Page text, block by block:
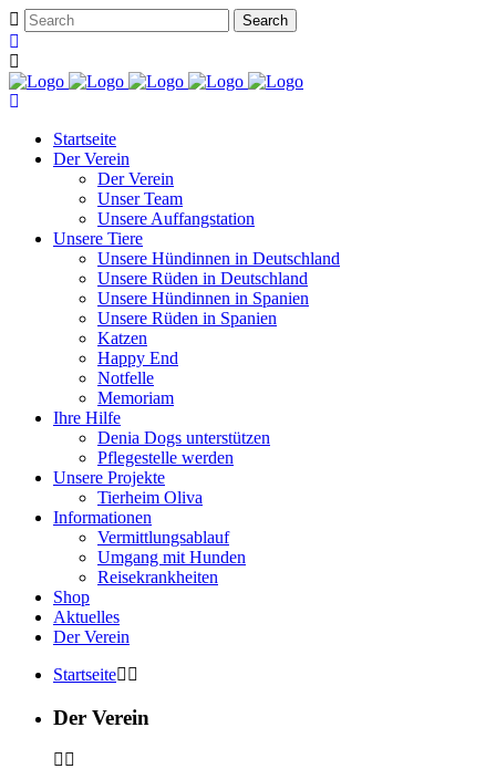
Startseite
Der Verein
Der Verein
Unser Team
Unsere Auffangstation
Unsere Tiere
Unsere Hündinnen in Deutschland
Unsere Rüden in Deutschland
Unsere Hündinnen in Spanien
Unsere Rüden in Spanien
Katzen
Happy End
Notfelle
Memoriam
Ihre Hilfe
Denia Dogs unterstützen
Pflegestelle werden
Unsere Projekte
Tierheim Oliva
Informationen
Vermittlungsablauf
Umgang mit Hunden
Reisekrankheiten
Shop
Aktuelles
Der Verein
Startseite
Der Verein